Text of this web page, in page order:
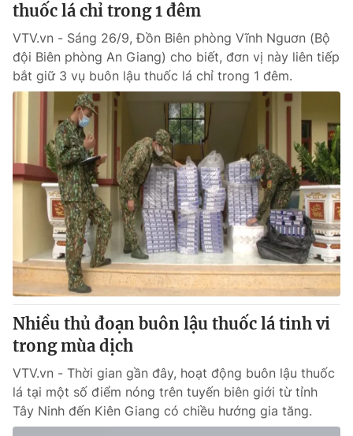
thuốc lá chỉ trong 1 đêm
VTV.vn - Sáng 26/9, Đồn Biên phòng Vĩnh Nguơn (Bộ
đội Biên phòng An Giang) cho biết, đơn vị này liên tiếp
bắt giữ 3 vụ buôn lậu thuốc lá chỉ trong 1 đêm.
Nhiều thủ đoạn buôn lậu thuốc lá tinh vi
trong mùa dịch
VTV.vn - Thời gian gần đây, hoạt động buôn lậu thuốc
lá tại một số điểm nóng trên tuyến biên giới từ tỉnh
Tây Ninh đến Kiên Giang có chiều hướng gia tăng.